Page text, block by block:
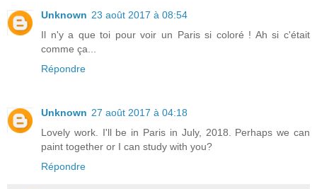
Unknown 23 août 2017 à 08:54
Il n'y a que toi pour voir un Paris si coloré ! Ah si c'était
comme ça...
Répondre
Unknown 27 août 2017 à 04:18
Lovely work. I'll be in Paris in July, 2018. Perhaps we can
paint together or I can study with you?
Répondre